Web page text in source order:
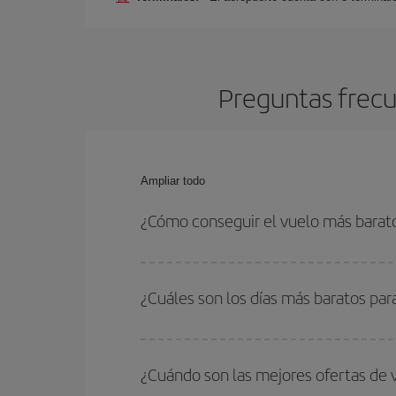
Preguntas
Ampliar todo
¿Cómo conseguir el vuelo más
fechas y horarios de ida y vuelta.
¿Cuáles son los días más baratos
quieres ir y en qué fechas habías pensado
para que puedas encontrar la mejor oferta.
¿Cuándo son las mejores ofertas de